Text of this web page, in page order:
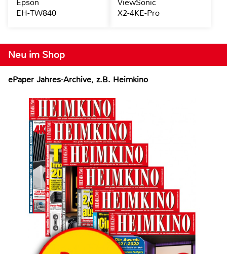
Neu im Shop
ePaper Jahres-Archive, z.B. Heimkino
Epson
EH-TW840
ViewSonic
X2-4KE-Pro